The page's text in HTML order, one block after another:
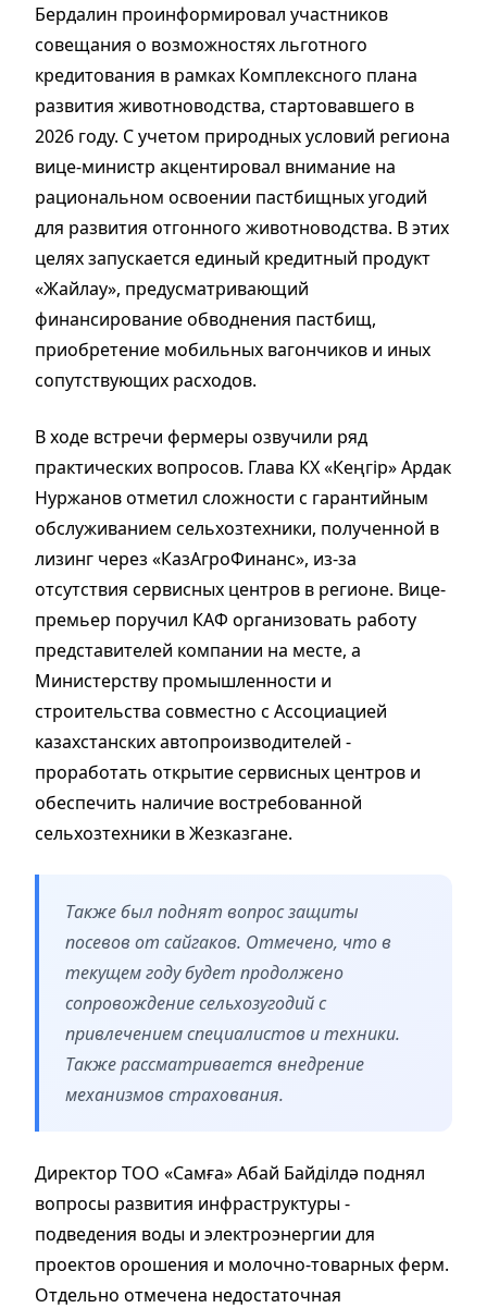
Бердалин проинформировал участников
совещания о возможностях льготного
кредитования в рамках Комплексного плана
развития животноводства, стартовавшего в
2026 году. С учетом природных условий региона
вице-министр акцентировал внимание на
рациональном освоении пастбищных угодий
для развития отгонного животноводства. В этих
целях запускается единый кредитный продукт
«Жайлау», предусматривающий
финансирование обводнения пастбищ,
приобретение мобильных вагончиков и иных
сопутствующих расходов.
В ходе встречи фермеры озвучили ряд
практических вопросов. Глава КХ «Кеңгір» Ардак
Нуржанов отметил сложности с гарантийным
обслуживанием сельхозтехники, полученной в
лизинг через «КазАгроФинанс», из-за
отсутствия сервисных центров в регионе. Вице-
премьер поручил КАФ организовать работу
представителей компании на месте, а
Министерству промышленности и
строительства совместно с Ассоциацией
казахстанских автопроизводителей -
проработать открытие сервисных центров и
обеспечить наличие востребованной
сельхозтехники в Жезказгане.
Также был поднят вопрос защиты
посевов от сайгаков. Отмечено, что в
текущем году будет продолжено
сопровождение сельхозугодий с
привлечением специалистов и техники.
Также рассматривается внедрение
механизмов страхования.
Директор ТОО «Самға» Абай Байділдә поднял
вопросы развития инфраструктуры -
подведения воды и электроэнергии для
проектов орошения и молочно-товарных ферм.
Отдельно отмечена недостаточная